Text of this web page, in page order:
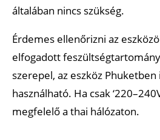
általában nincs szükség.
Érdemes ellenőrizni az
elfogadott
szerepel, az eszköz
használható. Ha csak
megfelelő a thai hálózaton.